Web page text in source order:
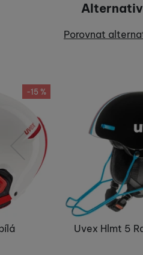
RecenzePorovnat
předchozí
Uvex Hlmt 5
-15 %